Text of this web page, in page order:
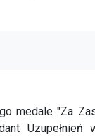
medale "Za
Uzupełnień